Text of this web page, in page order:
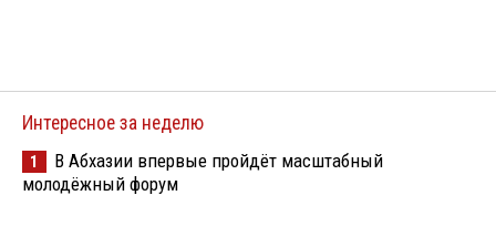
Интересное за неделю
1
В Абхазии впервые пройдёт масштабный
молодёжный форум